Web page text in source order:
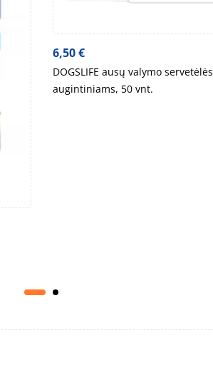
6,50€
DOGSLIFE ausų valymo servetėlės
augintiniams, 50 vnt.